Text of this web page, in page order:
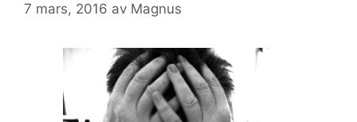
7 mars, 2016 av Magnus